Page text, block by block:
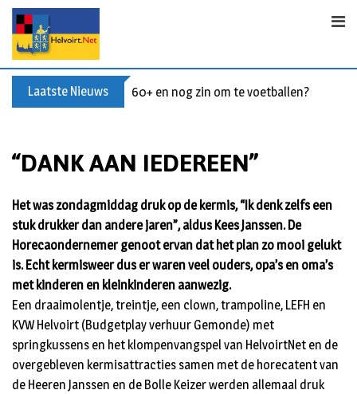
Skip
content
Laatste Nieuws 60+ en nog zin om te voetballen? Kom
“DANK AAN IEDEREEN”
Het was zondagmiddag druk op de kermis, “Ik denk zelfs een
stuk drukker dan andere jaren”, aldus Kees Janssen. De
Horecaondernemer genoot ervan dat het plan zo mooi gelukt
is. Echt kermisweer dus er waren veel ouders, opa’s en oma’s
met kinderen en kleinkinderen aanwezig.
Een draaimolentje, treintje, een clown, trampoline, LEFH en
KVW Helvoirt (Budgetplay verhuur Gemonde) met
springkussens en het klompenvangspel van HelvoirtNet en de
overgebleven kermisattracties samen met de horecatent van
de Heeren Janssen en de Bolle Keizer werden allemaal druk